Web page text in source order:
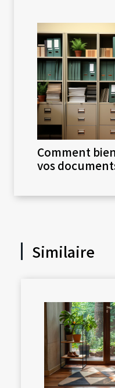
Comment
vos
Similaire